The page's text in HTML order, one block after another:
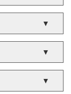
▼
▼
▼